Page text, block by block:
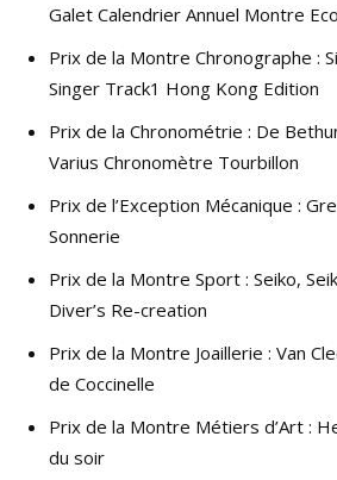
Galet Calendrier Annuel Montre
Prix de la Montre Chronographe :
Singer Track1 Hong Kong Edition
Prix de la Chronométrie : De
Varius Chronomètre Tourbillon
Prix de l’Exception Mécanique :
Sonnerie
Prix de la Montre Sport : Seiko,
Diver’s Re-creation
Prix de la Montre Joaillerie : Van
de Coccinelle
Prix de la Montre Métiers d’Art :
du soir